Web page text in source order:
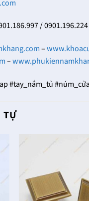
/
–
–
#tay_nắm_tủ
TỰ